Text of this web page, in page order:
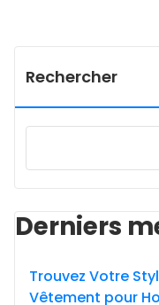
Rechercher
Derniers
Trouvez Votre
Vêtement pour